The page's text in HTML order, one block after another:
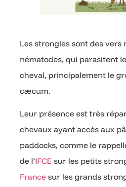
Les strongles sont des vers
nématodes, qui parasitent
cheval, principalement le
cæcum.
Leur présence est très
chevaux ayant accès aux
paddocks, comme le
de l’IFCE sur les petits
France sur les grands